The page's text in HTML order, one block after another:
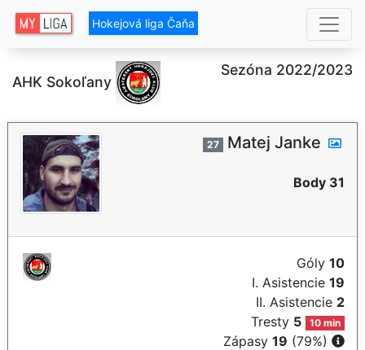
Hokejová liga Čaňa
AHK Sokoľany
Sezóna 2022/2023
27 Matej Janke
Body 31
Góly 10
I. Asistencie 19
II. Asistencie 2
Tresty 5 10 min
Zápasy 19 (79%)